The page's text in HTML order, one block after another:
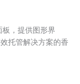
，提供图形界
托管解决方案的香